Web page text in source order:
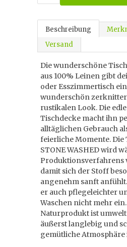
Beschreibung
Versand
Die wunderschöne
aus 100% Leinen gibt
oder Esszimmertisch
wunderschön
rustikalen Look. Die
Tischdecke macht ihn
alltäglichen Gebrauch
feierliche Momente. Die
STONE WASHED wird
Produktionsverfahrens
damit sich der Stoff
angenehm sanft
er auch pflegeleichter
Waschen nicht mehr
Naturprodukt ist
äußerst langlebig und
gemütliche Atmosphäre